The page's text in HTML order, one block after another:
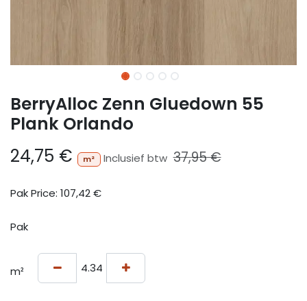
BerryAlloc Zenn Gluedown 55
Plank Orlando
24,75 € m² Inclusief btw 37,95€
Pak Price: 107,42€
Pak
m²